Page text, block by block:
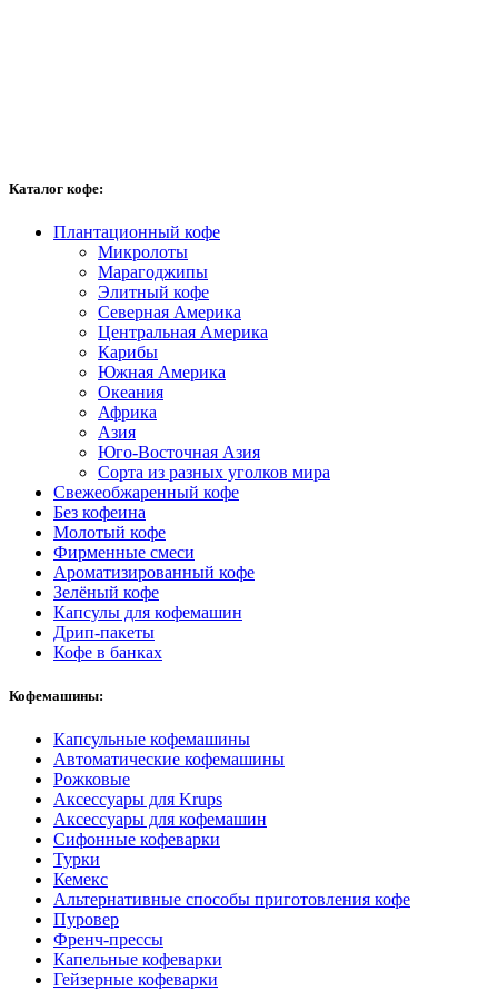
Каталог кофе:
Плантационный кофе
Микролоты
Марагоджипы
Элитный кофе
Северная Америка
Центральная Америка
Карибы
Южная Америка
Океания
Африка
Азия
Юго-Восточная Азия
Сорта из разных уголков мира
Свежеобжаренный кофе
Без кофеина
Молотый кофе
Фирменные смеси
Ароматизированный кофе
Зелёный кофе
Капсулы для кофемашин
Дрип-пакеты
Кофе в банках
Кофемашины:
Капсульные кофемашины
Автоматические кофемашины
Рожковые
Аксессуары для Krups
Аксессуары для кофемашин
Сифонные кофеварки
Турки
Кемекс
Альтернативные способы приготовления кофе
Пуровер
Френч-прессы
Капельные кофеварки
Гейзерные кофеварки